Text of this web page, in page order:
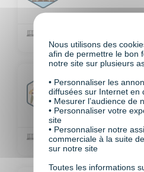
Droit de
Digital learning
Nous utilisons des
afin de permettre le bon
notre site sur plusieurs
• Personnaliser les
diffusées sur Internet en
• Mesurer l’audience de
• Personnaliser votre
site
• Personnaliser notre
commerciale à la suite
sur notre site
Toutes les informations